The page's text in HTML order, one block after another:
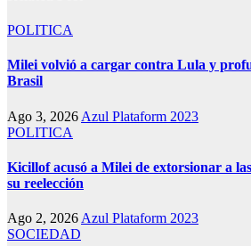
POLITICA
Milei volvió a cargar contra Lula y
Brasil
Ago 3, 2026 Azul Plataform 2023
POLITICA
Kicillof acusó a Milei de extorsionar a
su reelección
Ago 2, 2026 Azul Plataform 2023
SOCIEDAD